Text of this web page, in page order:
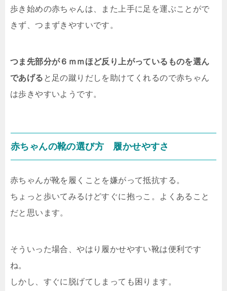
歩き始めの赤ちゃんは、また上手に足を運ぶことがで
きず、つまずきやすいです。
つま先部分が６ｍｍほど反り上がっているものを選ん
であげる と足の蹴りだしを助けてくれるので赤ちゃん
は歩きやすいようです。
赤ちゃんの靴の選び方 履かせやすさ
赤ちゃんが靴を履くことを嫌がって抵抗する。
ちょっと歩いてみるけどすぐに抱っこ。よくあること
だと思います。
そういった場合、やはり履かせやすい靴は便利です
ね。
しかし、すぐに脱げてしまっても困ります。